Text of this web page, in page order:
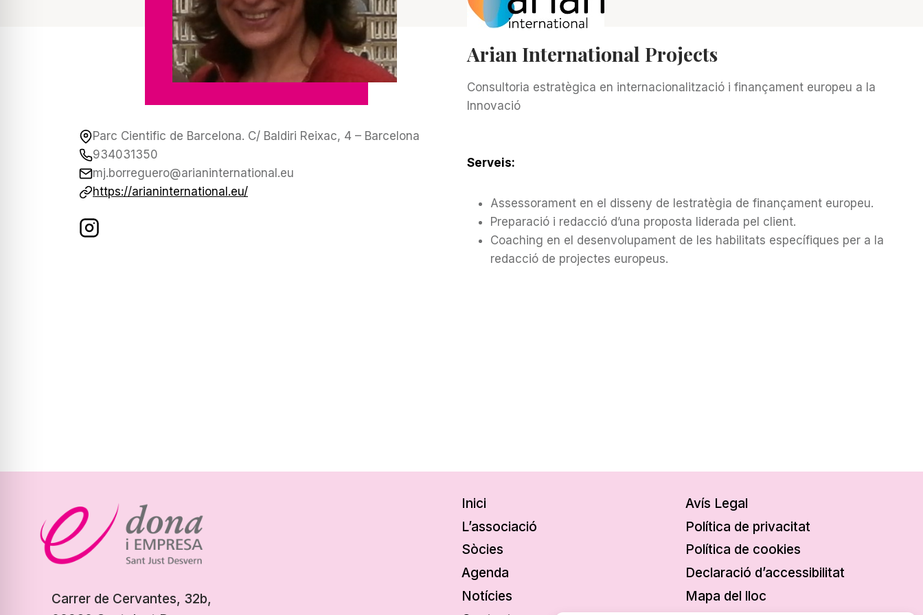
Parc Cientific de Barcelona. C/ Baldiri Reixac, 4 – Barcelona
934031350
mj.borreguero@arianinternational.eu
https://arianinternational.eu/
Arian International Projects
Consultoria estratègica en internacionalització i finançament europeu a la
Innovació
Serveis:
Assessorament en el disseny de lestratègia de finançament europeu.
Preparació i redacció d’una proposta liderada pel client.
Coaching en el desenvolupament de les habilitats específiques per a la
redacció de projectes europeus.
Carrer de Cervantes, 32b,
Inici
L’associació
Sòcies
Agenda
Notícies
Avís Legal
Política de privacitat
Política de cookies
Declaració d’accessibilitat
Mapa del lloc